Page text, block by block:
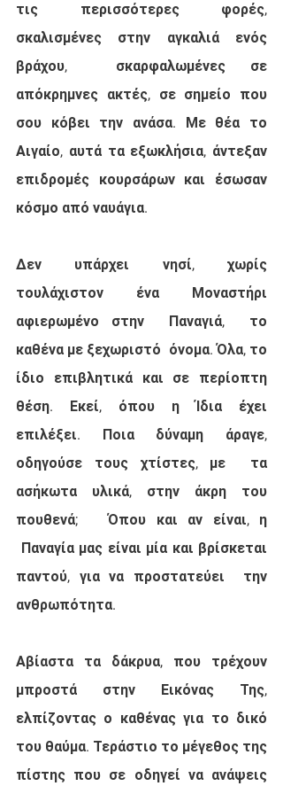
τις περισσότερες φορές,
σκαλισμένες στην αγκαλιά ενός
βράχου,  σκαρφαλωμένες σε
απόκρημνες ακτές, σε σημείο που
σου κόβει την ανάσα. Με θέα το
Αιγαίο, αυτά τα εξωκλήσια, άντεξαν
επιδρομές κουρσάρων και έσωσαν
κόσμο από ναυάγια.
Δεν υπάρχει νησί, χωρίς
τουλάχιστον ένα Μοναστήρι
αφιερωμένο στην  Παναγιά,  το
καθένα με ξεχωριστό  όνομα. Όλα, το
ίδιο επιβλητικά και σε περίοπτη
θέση. Εκεί, όπου η Ίδια έχει
επιλέξει. Ποια δύναμη άραγε,
οδηγούσε τους χτίστες, με  τα
ασήκωτα υλικά, στην άκρη του
πουθενά;   Όπου και αν είναι, η
Παναγία μας είναι μία και βρίσκεται
παντού, για να προστατεύει  την
ανθρωπότητα.
Αβίαστα τα δάκρυα, που τρέχουν
μπροστά στην Εικόνας Της,
ελπίζοντας ο καθένας για το δικό
του θαύμα. Τεράστιο το μέγεθος της
πίστης που σε οδηγεί να ανάψεις